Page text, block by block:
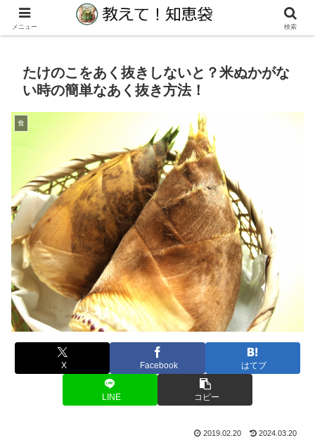
生活の教えて！知りたい！に役立つ知恵袋サイト
たけのこをあく抜きしないと？米ぬかがな
い時の簡単なあく抜き方法！
食
X Facebook はてブ
LINE コピー
2019.02.20 2024.03.20
メニュー 検索